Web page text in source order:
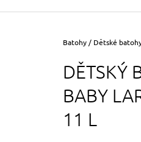
Domů
Batohy / Dětské
DĚTSKÝ
BABY
11 L